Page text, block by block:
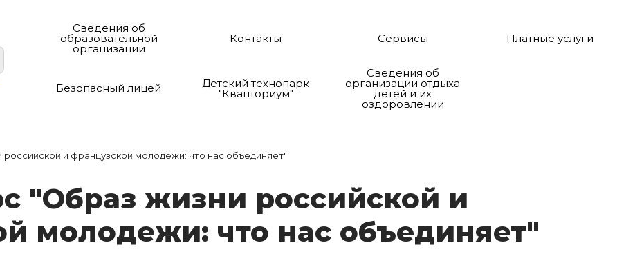
Сведения об
образовательной
организации
Контакты Сервисы Платные услуги
Безопасный лицей Детский технопарк
"Кванториум"
Сведения об
организации отдыха
детей и их
оздоровлении
и французской молодежи: что нас объединяет"
"Об­раз жиз­ни рос­сий­ской и
мо­ло­де­жи: что нас объ­е­ди­ня­ет"